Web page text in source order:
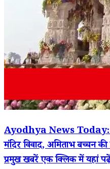
Ayodhya News Today:
मंदिर विवाद, अमिताभ बच्चन
प्रमुख खबरें एक क्लिक में यहां